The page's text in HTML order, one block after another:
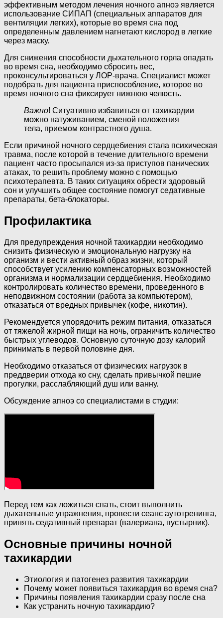
эффективным методом лечения ночного апноэ является
использование СИПАП (специальных аппаратов для
вентиляции легких), которые во время сна под
определенным давлением нагнетают кислород в легкие
через маску.
Для снижения способности дыхательного горла опадать
во время сна, необходимо сбросить вес,
проконсультироваться у ЛОР-врача. Специалист может
подобрать для пациента приспособление, которое во
время ночного сна фиксирует нижнюю челюсть.
Важно! Ситуативно избавиться от тахикардии
можно натуживанием, сменой положения
тела, приемом контрастного душа.
Если причиной ночного сердцебиения стала психическая
травма, после которой в течение длительного времени
пациент часто просыпался из-за приступов панических
атаках, то решить проблему можно с помощью
психотерапевта. В таких ситуациях обрести здоровый
сон и улучшить общее состояние помогут седативные
препараты, бета-блокаторы.
Профилактика
Для предупреждения ночной тахикардии необходимо
снизить физическую и эмоциональную нагрузку на
организм и вести активный образ жизни, который
способствует усилению компенсаторных возможностей
организма и нормализации сердцебиения. Необходимо
контролировать количество времени, проведенного в
неподвижном состоянии (работа за компьютером),
отказаться от вредных привычек (кофе, никотин).
Рекомендуется упорядочить режим питания, отказаться
от тяжелой жирной пищи на ночь, ограничить количество
быстрых углеводов. Основную суточную дозу калорий
принимать в первой половине дня.
Необходимо отказаться от физических нагрузок в
преддверии отхода ко сну, сделать привычкой пешие
прогулки, расслабляющий душ или ванну.
Обсуждение апноэ со специалистами в студии:
Перед тем как ложиться спать, стоит выполнить
дыхательные упражнения, провести сеанс аутотренинга,
принять седативный препарат (валериана, пустырник).
Основные причины ночной
тахикардии
Этиология и патогенез развития тахикардии
Почему может появиться тахикардия во время сна?
Причины появления тахикардии сразу после сна
Как устранить ночную тахикардию?